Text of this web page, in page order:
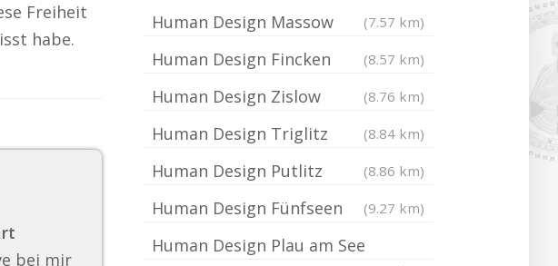
Freiheit
habe.
bei mir
Human Design Massow (7.57 km)
Human Design Fincken (8.57 km)
Human Design Zislow (8.76 km)
Human Design Triglitz (8.84 km)
Human Design Putlitz (8.86 km)
Human Design Fünfseen (9.27 km)
Human Design Plau am See